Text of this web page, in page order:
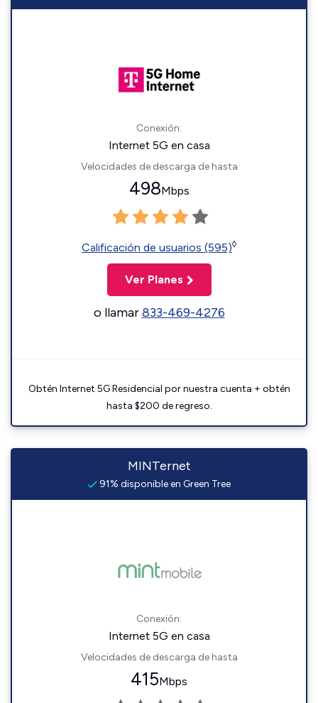
Conexión:
Internet 5G en casa
Velocidades de descarga de hasta
498Mbps
Calificación de usuarios (595)◊
Ver Planes
o llamar833-469-4276
Obtén Internet 5G Residencial por nuestra cuenta + obtén
hasta $200 de regreso.
MINTernet
91% disponible en Green Tree
Conexión:
Internet 5G en casa
Velocidades de descarga de hasta
415Mbps